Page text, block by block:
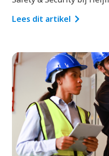
Lees dit artikel